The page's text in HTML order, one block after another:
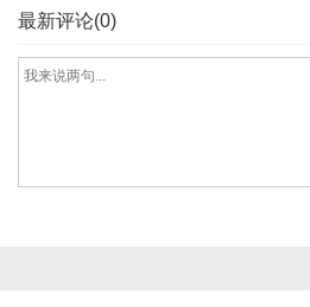
最新评论(0)